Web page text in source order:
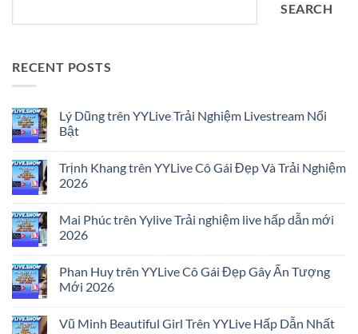
SEARCH
RECENT POSTS
Lý Dũng trên YYLive Trải Nghiệm Livestream Nổi
Bật
on
Lý
Dũng
Trải
Nghiệm
Livestream
Trịnh Khang trên YYLive Cô Gái Đẹp Và Trải Nghiệm
2026
on
Trịnh
Khang
Cô
Gái
Đẹp
Nghiệm
Mai Phúc trên Yylive Trải nghiệm live hấp dẫn mới
2026
on
Mai
Phúc
Trải
Phan Huy trên YYLive Cô Gái Đẹp Gây Ấn Tượng
Mới 2026
on
Vũ Minh Beautiful Girl Trên YYLive Hấp Dẫn Nhất